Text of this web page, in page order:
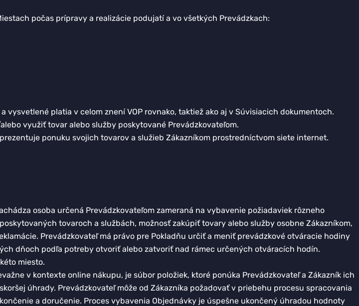
počas prípravy a realizácie podujatí a vo všetkých Prevádzkach:
platia v celom znení VOP rovnako, taktiež ako aj v Súvisiacich dokumentoch.
využiť tovar alebo služby poskytované Prevádzkovateľom.
ponuku svojich tovarov a služieb Zákazníkom prostredníctvom siete internet.
osoba určená Prevádzkovateľom zameraná na vybavenie požiadaviek rôzneho
tovaroch a službách, možnosť zakúpiť tovary alebo služby osobne Zákazníkom,
Prevádzkovateľ má právo pre Pokladňu určiť a meniť prevádzkové otváracie hodiny
dňoch podľa potreby otvoriť alebo zatvoriť nad rámec určených otváracích hodín.
miesto.
v kontexte online nákupu, je súbor položiek, ktoré ponúka Prevádzkovateľ a Zákazník ich
úhrady. Prevádzkovateľ môže od Zákazníka požadovať v priebehu procesu spracovania
a doručenie. Proces vybavenia Objednávky je úspešne ukončený úhradou hodnoty